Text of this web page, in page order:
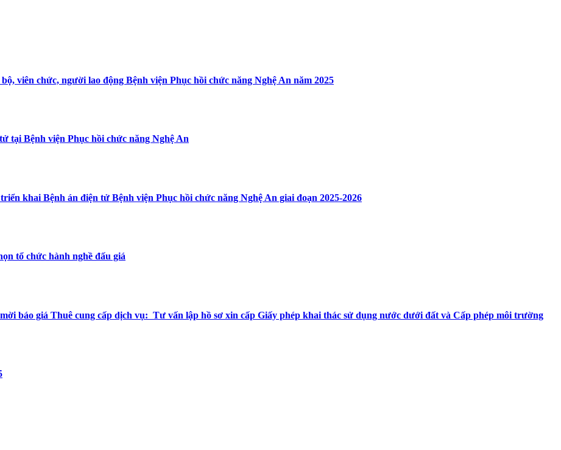
viên chức, người lao động Bệnh viện Phục hồi chức năng Nghệ An năm 2025
tại Bệnh viện Phục hồi chức năng Nghệ An
khai Bệnh án điện tử Bệnh viện Phục hồi chức năng Nghệ An giai đoạn 2025-2026
tổ chức hành nghề đấu giá
báo giá Thuê cung cấp dịch vụ: Tư vấn lập hồ sơ xin cấp Giấy phép khai thác sử dụng nước dưới đất và Cấp phép môi trường